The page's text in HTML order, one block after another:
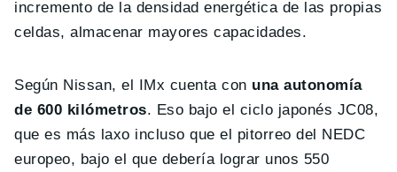
incremento de la densidad energética de las propias
celdas, almacenar mayores capacidades.
Según Nissan, el IMx cuenta con una autonomía
de 600 kilómetros. Eso bajo el ciclo japonés JC08,
que es más laxo incluso que el pitorreo del NEDC
europeo, bajo el que debería lograr unos 550